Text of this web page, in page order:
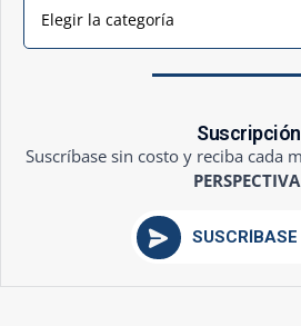
Elegir la categoría
Suscripción
Suscríbase sin costo y reciba cada
PERSPECTIVA
SUSCRÍBASE